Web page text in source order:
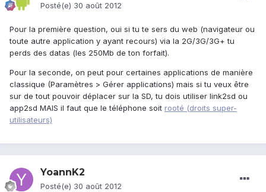
Posté(e) 30 août 2012
Pour la première question, oui si tu te sers du web (navigateur ou
toute autre application y ayant recours) via la 2G/3G/3G+ tu
perds des datas (les 250Mb de ton forfait).
Pour la seconde, on peut pour certaines applications de manière
classique (Paramètres > Gérer applications) mais si tu veux être
sur de tout pouvoir déplacer sur la SD, tu dois utiliser link2sd ou
app2sd MAIS il faut que le téléphone soit rooté (droits super-
utilisateurs)
YoannK2
Posté(e) 30 août 2012